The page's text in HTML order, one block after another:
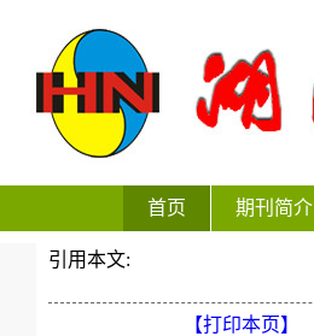
首页 期刊简介
引用本文:
【打印本页】